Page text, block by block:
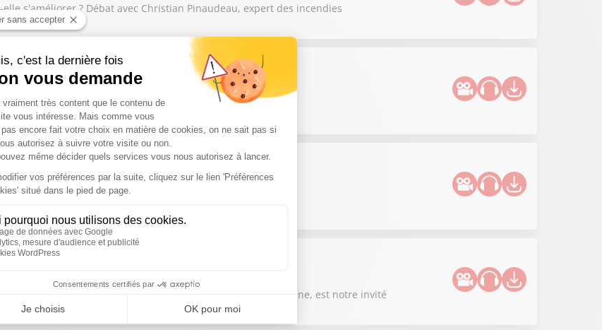
s'améliorer ? Débat avec Christian Pinaudeau, expert des incendies
Ifop sonde les intentions de vote des Français
Soccol,, Évelyne Sire-Marin
Marine Le Pen, est notre invité exceptionnel
Hadrien Mathoux, directeur adjoint de la rédaction de Marianne, est notre invité